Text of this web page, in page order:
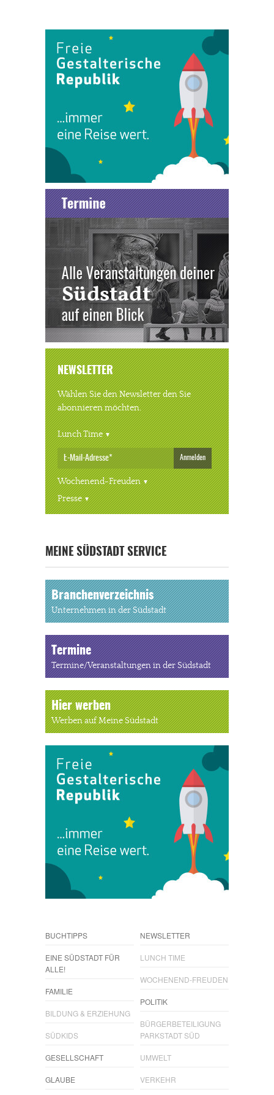
« ALLE VERANSTALTUNGEN
NEWSLETTER
Wählen Sie den Newsletter den Sie
abonnieren möchten.
Lunch Time
Anmelden
Wochenend-Freuden
Presse
MEINE SÜDSTADT SERVICE
Branchenverzeichnis
Unternehmen in der Südstadt
Termine
Termine/Veranstaltungen in der Südstadt
Hier werben
Werben auf Meine Südstadt
BUCHTIPPS
EINE SÜDSTADT FÜR
ALLE!
FAMILIE
BILDUNG & ERZIEHUNG
SÜDKIDS
GESELLSCHAFT
GLAUBE
NEWSLETTER
LUNCH TIME
WOCHENEND-FREUDEN
POLITIK
BÜRGERBETEILIGUNG
PARKSTADT SÜD
UMWELT
VERKEHR